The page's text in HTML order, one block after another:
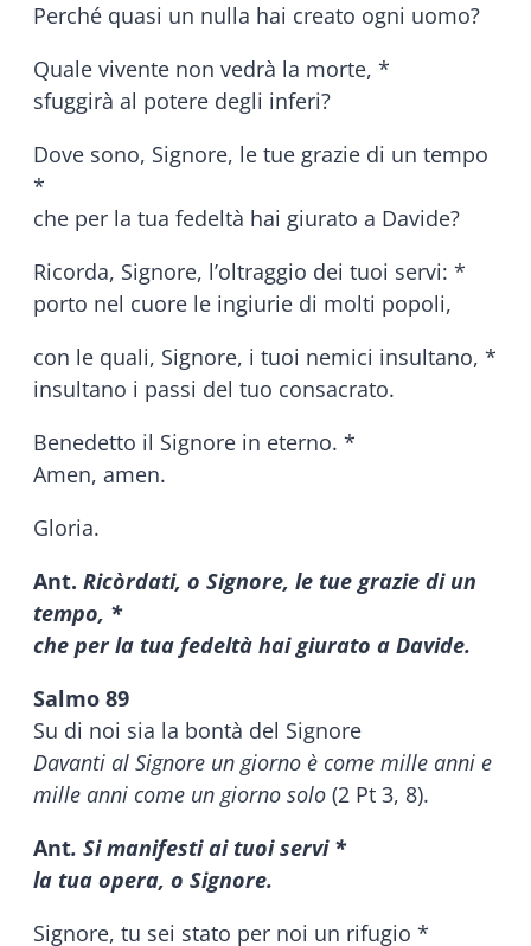
Perché quasi un nulla hai creato ogni uomo?
Quale vivente non vedrà la morte, *
sfuggirà al potere degli inferi?
Dove sono, Signore, le tue grazie di un tempo
*
che per la tua fedeltà hai giurato a Davide?
Ricorda, Signore, l’oltraggio dei tuoi servi: *
porto nel cuore le ingiurie di molti popoli,
con le quali, Signore, i tuoi nemici insultano, *
insultano i passi del tuo consacrato.
Benedetto il Signore in eterno. *
Amen, amen.
Gloria.
Ant. Ricòrdati, o Signore, le tue grazie di un
tempo, *
che per la tua fedeltà hai giurato a Davide.
Salmo 89
Su di noi sia la bontà del Signore
Davanti al Signore un giorno è come mille anni e
mille anni come un giorno solo (2 Pt 3, 8).
Ant. Si manifesti ai tuoi servi *
la tua opera, o Signore.
Signore, tu sei stato per noi un rifugio *